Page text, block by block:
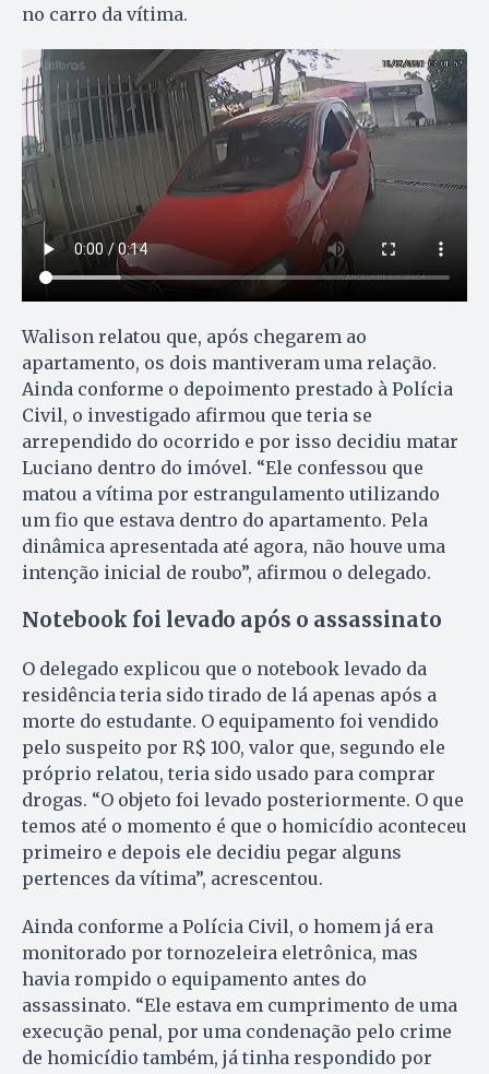
no carro da vítima.
Walison relatou que, após chegarem ao
apartamento, os dois mantiveram uma relação.
Ainda conforme o depoimento prestado à Polícia
Civil, o investigado afirmou que teria se
arrependido do ocorrido e por isso decidiu matar
Luciano dentro do imóvel. “Ele confessou que
matou a vítima por estrangulamento utilizando
um fio que estava dentro do apartamento. Pela
dinâmica apresentada até agora, não houve uma
intenção inicial de roubo”, afirmou o delegado.
Notebook foi levado após o assassinato
O delegado explicou que o notebook levado da
residência teria sido tirado de lá apenas após a
morte do estudante. O equipamento foi vendido
pelo suspeito por R$ 100, valor que, segundo ele
próprio relatou, teria sido usado para comprar
drogas. “O objeto foi levado posteriormente. O que
temos até o momento é que o homicídio aconteceu
primeiro e depois ele decidiu pegar alguns
pertences da vítima”, acrescentou.
Ainda conforme a Polícia Civil, o homem já era
monitorado por tornozeleira eletrônica, mas
havia rompido o equipamento antes do
assassinato. “Ele estava em cumprimento de uma
execução penal, por uma condenação pelo crime
de homicídio também, já tinha respondido por